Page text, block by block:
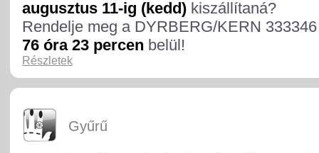
augusztus 11-ig (kedd) kiszállítaná?
Rendelje meg a DYRBERG/KERN
76 óra 23 percen belül!
Részletek
Gyűrű